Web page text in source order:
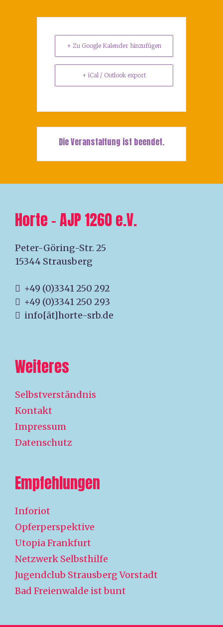
+ Zu Google Kalender hinzufügen
+ iCal / Outlook export
Die Veranstaltung ist beendet.
Horte – AJP 1260 e.V.
Peter-Göring-Str. 25
15344 Strausberg
+49 (0)3341 250 292
+49 (0)3341 250 293
info[ät]horte-srb.de
Weiteres
Selbstverständnis
Kontakt
Impressum
Datenschutz
Empfehlungen
Inforiot
Opferperspektive
Utopia Frankfurt
Netzwerk Selbsthilfe
Jugendclub Strausberg Vorstadt
Bad Freienwalde ist bunt